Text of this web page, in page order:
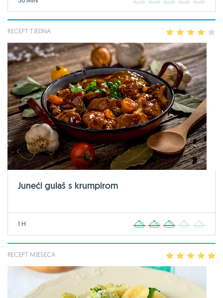
RECEPT TJEDNA 2 3 4
Juneći gulaš s krumpirom
1 H 2 3 4
RECEPT MJESECA 2 3 4